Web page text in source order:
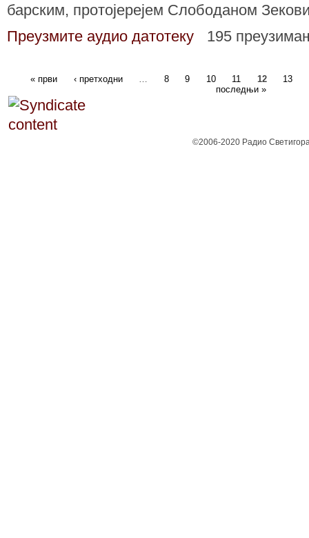
барским, протојерејем Слободаном
Преузмите аудио датотеку
195
« први ‹ претходни … 8 9 10 11 12 13
последњи »
©2006-2020 Радио